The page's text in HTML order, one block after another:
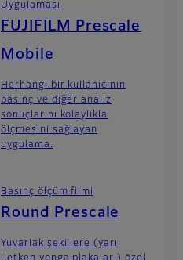
Uygulaması
FUJIFILM Prescale
Mobile
Herhangi bir kullanıcının
basınç ve diğer analiz
sonuçlarını kolaylıkla
ölçmesini sağlayan
uygulama.
Basınç ölçüm filmi
Round Prescale
Yuvarlak şekillere (yarı